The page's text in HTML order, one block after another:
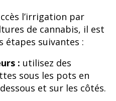
l’irrigation par
de cannabis, il est
étapes suivantes :
: utilisez des
sous les pots en
et sur les côtés.